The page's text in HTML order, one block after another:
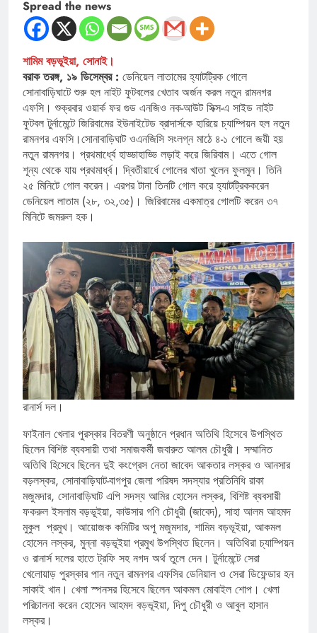
Spread the news
শামিম বড়ভূইয়া, সোনাই।
বরাক তরঙ্গ, ১৯ ডিসেম্বর : ডেনিয়েল লাতামের হ্যাটট্রিক গোলে
সোনাবাড়িঘাটে শুরু হল নাইট ফুটবলের খেতাব অর্জন করল নতুন রামনগর
এফসি। শুক্রবার ওয়ার্ক ফর গুড এনজিও নক-আউট সিক্স-এ সাইড নাইট
ফুটবল টুর্নামেন্টে জিরিবামের ইউনাইটেড ব্রাদার্সকে হারিয়ে চ্যাম্পিয়ন হল নতুন
রামনগর এফসি।সোনাবাড়িঘাট ওএনজিসি সংলগ্ন মাঠে ৪-১ গোলে জয়ী হয়
নতুন রামনগর। প্রথমার্ধ্বে হাড্ডাহাড্ডি লড়াই করে জিরিবাম। এতে গোল
শূন্য থেকে যায় প্রথমার্ধ্ব। দ্বিতীয়ার্ধে গোলের খাতা খুলেন ফুলমুন। তিনি
২৫ মিনিটে গোল করেন। এরপর টানা তিনটি গোল করে হ্যাটট্রিককরেন
ডেনিয়েল লাতাম (২৮, ৩২,৩৫)। জিরিবামের একমাত্র গোলটি করেন ৩৭
মিনিটে জমরুল হক।
রানার্স দল।
ফাইনাল খেলার পুরস্কার বিতরণী অনুষ্ঠানে প্রধান অতিথি হিসেবে উপস্থিত
ছিলেন বিশিষ্ট ব্যবসায়ী তথা সমাজকর্মী জবারুত আলম চৌধুরী। সম্মানিত
অতিথি হিসেবে ছিলেন দুই কংগ্রেস নেতা জাবেদ আকতার লস্কর ও আনসার
বড়লস্কর, সোনাবাড়িঘাট-বাগপুর জেলা পরিষদ সদস্যার প্রতিনিধি রাকা
মজুমদার, সোনাবাড়িঘাট এপি সদস্য আমির হোসেন লস্কর, বিশিষ্ট ব্যবসায়ী
ফকরুল ইসলাম বড়ভূইয়া, কাউসার গণি চৌধুরী (জাবেদ), সাহা আলম আহমদ
মুকুল প্রমুখ। আয়োজক কমিটির অপু মজুমদার, শামিম বড়ভূইয়া, আকমল
হোসেন লস্কর, মুন্না বড়ভূইয়া প্রমুখ উপস্থিত ছিলেন। অতিথিরা চ্যাম্পিয়ন
ও রানার্স দলের হাতে ট্রফি সহ নগদ অর্থ তুলে দেন। টুর্নামেন্টে সেরা
খেলোয়াড় পুরস্কার পান নতুন রামনগর এফসির ডেনিয়াল ও সেরা ডিফেন্ডার হন
সাকাই খান। খেলা স্পনসর হিসেবে ছিলেন আকমল মোবাইল শোপ। খেলা
পরিচালনা করেন হোসেন আহমদ বড়ভূইয়া, দিপু চৌধুরী ও আবুল হাসান
লস্কর।